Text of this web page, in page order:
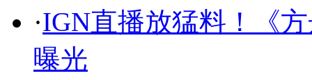
·IGN直播放猛料！《
曝光